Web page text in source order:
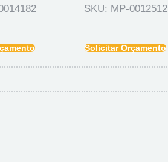
SKU: MP-0012512
Solicitar Orçamento